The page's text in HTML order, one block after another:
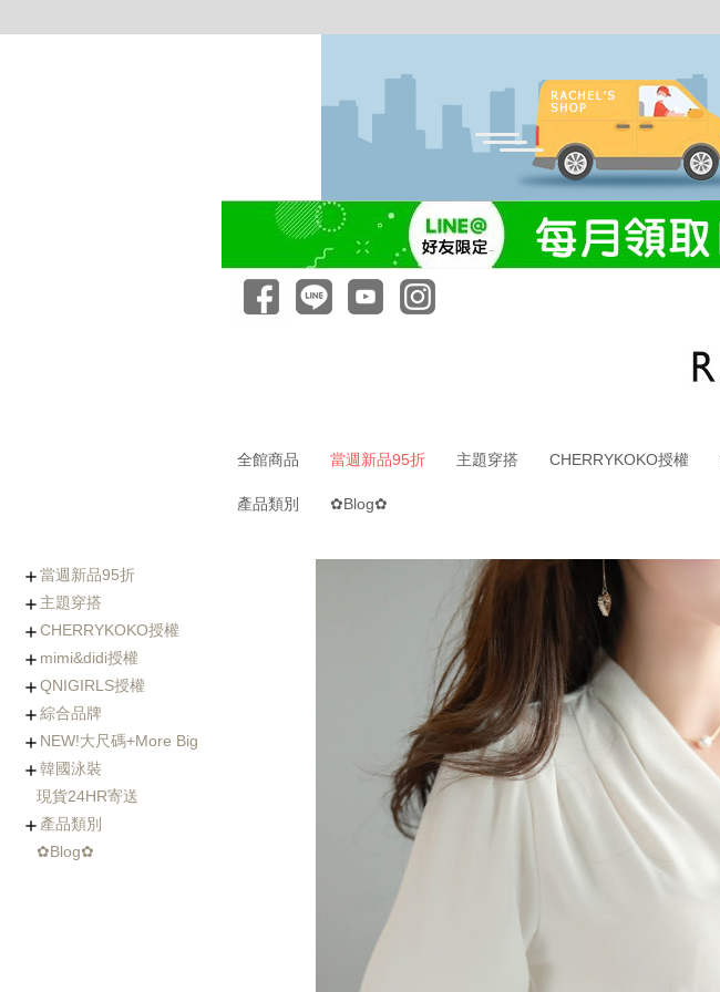
全館商品 當週新品95折 主題穿搭 CHERRYKOKO授權
產品類別 ✿Blog✿
當週新品95折
0730-0805新品
(7/30~8/5優惠95折)
0723-0729新品
0716-0722新品
0702-0708新品
主題穿搭
Chic x Slim｜逆天長腿
西裝褲特蒐
化身金秘書｜OL上衣穿
搭特輯
婚禮不失禮｜穿出好人
緣的優雅穿搭
小隻女專屬長褲｜再也
不用改褲長了！
徹底擊中他的心｜約會
穿搭必勝術
穿出時髦與優雅｜時尚
風衣特輯
寒流我不怕｜時髦保暖
外套特蒐
羊毛大衣
手工羊毛大衣
羽絨外套/鋪棉外套
毛衣外套
其它款式外套
海島假期必備｜渡假風
單品一次打包
棉花糖女孩の顯瘦絕招
Basic Wear｜365天天
都好搭！
穿過回不去的褲子
社團人氣款
Rachel's World直播間
名人推薦
人氣部落客Chiao推薦
年代新聞主播著用款
CHERRYKOKO授權
+ Made koko
+ Basic基礎內搭
+ Top上衣類
+ Outer外套類
+ Onepeice洋裝類
+ Skirt裙子類
+ Pants褲子類
+ Jeans單寧類
+ Acc配件類
+ Bag&Shoes包款&鞋
類
+ Summer Look
mimi&didi授權
+ Basic基礎內搭
+ Top上衣類
+ Outer外套類
+ Onepiece洋裝類
+ Skirt裙子類
+ Pants褲子類
+ Jeans單寧類
+ Acc配件類
+ Bag&Shoes包款&鞋
類
+ Homewear家居服飾
+ Summer Look
QNIGIRLS授權
+ QNIMADE
+ 155JEANS
+5cm加長版
+ Basic基礎內搭
+ Top上衣類
+ Outer外套類
+ Onepiece洋裝類
+ Skirt裙子類
+ Pants褲子類
+ Jeans單寧類
+ Acc配件類
+ Bags&Shoes包款&鞋
類
綜合品牌
+ Basic基礎內搭
+ Top上衣類
+ Outer外套類
+ Onepeice洋裝類
+ Skirt裙子類
+ Pants褲子類
+ Jeans單寧類
+ Bag&Shoes包款&鞋
類
+ Acc配件類
+ Summer Look
+ Fitnese Wear +
NEW!大尺碼+More Big
+ Top大尺碼上衣
+ Dress大尺碼洋裝
+ Ouetr大尺碼外套
+ Bottom大尺碼下身
韓國泳裝
連身泳裝
兩件式比基尼
三&四件式比基尼
大尺碼泳衣
防曬衣rash guard
玩水配件
現貨24HR寄送
產品類別
Basic基礎內搭
Top上衣類
Outer外套類
Skirt裙類
Pants褲類
Onepiece洋裝類
Acc配件類
Shoes鞋類
Bag包類
Homewear家居服飾
FitnessWear
✿Blog✿